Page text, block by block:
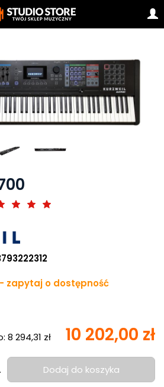
zapytaj o dostępność
8 294,31 zł 10 202,00 zł
Dodaj do koszyka